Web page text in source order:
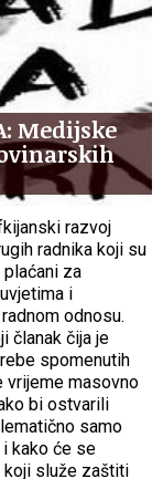
Medijske
razvoj
radnika koji su
za
i
odnosu.
članak čija je
spomenutih
vrijeme masovno
bi ostvarili
samo
i kako će se
koji služe zaštiti